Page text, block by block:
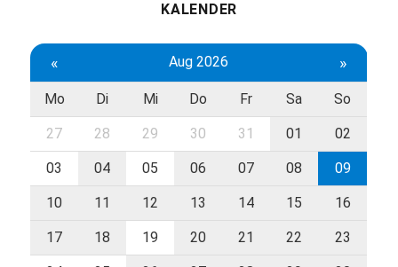
KALENDER
« Aug 2026 »
Mo Di Mi Do Fr Sa So
27 28 29 30 31 01 02
03 04 05 06 07 08 09
10 11 12 13 14 15 16
17 18 19 20 21 22 23